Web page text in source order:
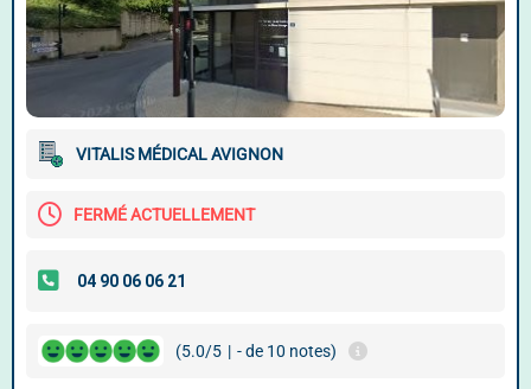
VITALIS MÉDICAL AVIGNON
FERMÉ ACTUELLEMENT
(5.0/5 | - de 10 notes)